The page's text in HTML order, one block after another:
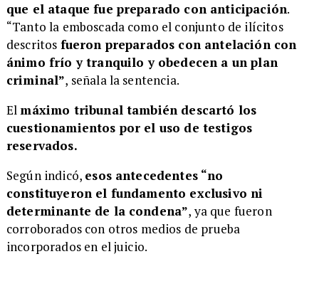
que el ataque fue preparado con anticipación.
“Tanto la emboscada como el conjunto de ilícitos
descritos fueron preparados con antelación con
ánimo frío y tranquilo y obedecen a un plan
criminal”, señala la sentencia.
Elmáximo tribunal también descartó los
cuestionamientos por el uso de testigos
reservados.
Según indicó, esos antecedentes “no
constituyeron el fundamento exclusivo ni
determinante de la condena”, ya que fueron
corroborados con otros medios de prueba
incorporados en el juicio.